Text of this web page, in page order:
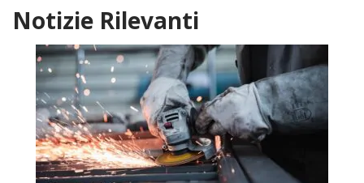
Notizie Rilevanti